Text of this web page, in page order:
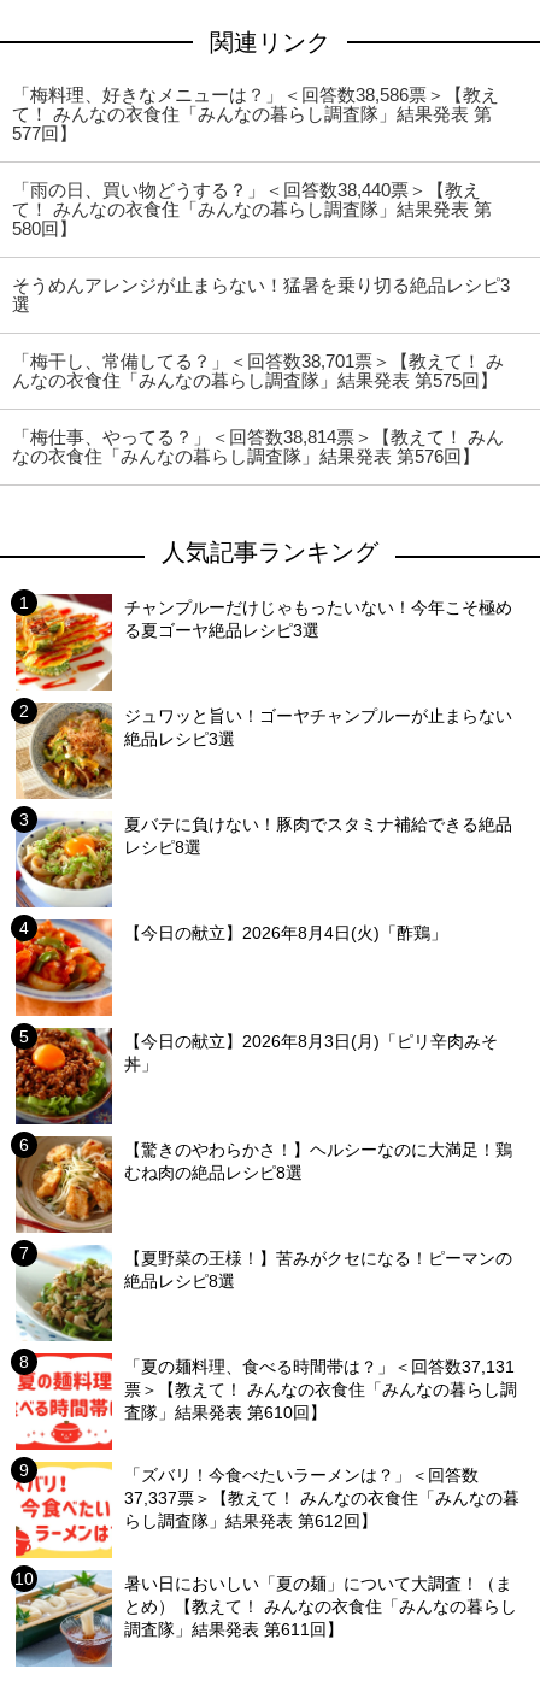
関連リンク
「梅料理、好きなメニューは？」＜回答数38,586票＞【教え
て！ みんなの衣食住「みんなの暮らし調査隊」結果発表 第
577回】
「雨の日、買い物どうする？」＜回答数38,440票＞【教え
て！ みんなの衣食住「みんなの暮らし調査隊」結果発表 第
580回】
そうめんアレンジが止まらない！猛暑を乗り切る絶品レシピ3
選
「梅干し、常備してる？」＜回答数38,701票＞【教えて！ み
んなの衣食住「みんなの暮らし調査隊」結果発表 第575回】
「梅仕事、やってる？」＜回答数38,814票＞【教えて！ みん
なの衣食住「みんなの暮らし調査隊」結果発表 第576回】
人気記事ランキング
チャンプルーだけじゃもったいない！今年こそ極め
る夏ゴーヤ絶品レシピ3選
ジュワッと旨い！ゴーヤチャンプルーが止まらない
絶品レシピ3選
夏バテに負けない！豚肉でスタミナ補給できる絶品
レシピ8選
【今日の献立】2026年8月4日(火)「酢鶏」
【今日の献立】2026年8月3日(月)「ピリ辛肉みそ
丼」
【驚きのやわらかさ！】ヘルシーなのに大満足！鶏
むね肉の絶品レシピ8選
【夏野菜の王様！】苦みがクセになる！ピーマンの
絶品レシピ8選
「夏の麺料理、食べる時間帯は？」＜回答数37,131
票＞【教えて！ みんなの衣食住「みんなの暮らし調
査隊」結果発表 第610回】
「ズバリ！今食べたいラーメンは？」＜回答数
37,337票＞【教えて！ みんなの衣食住「みんなの暮
らし調査隊」結果発表 第612回】
暑い日においしい「夏の麺」について大調査！（ま
とめ）【教えて！ みんなの衣食住「みんなの暮らし
調査隊」結果発表 第611回】